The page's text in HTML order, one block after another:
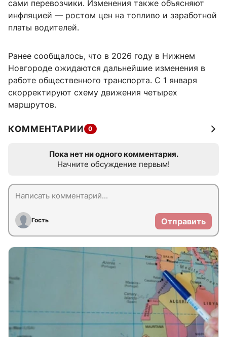
сами перевозчики. Изменения также объясняют
инфляцией — ростом цен на топливо и заработной
платы водителей.
Ранее сообщалось, что в 2026 году в Нижнем
Новгороде ожидаются дальнейшие изменения в
работе общественного транспорта. С 1 января
скорректируют схему движения четырех
маршрутов.
КОММЕНТАРИИ 0
Пока нет ни одного комментария.
Начните обсуждение первым!
Гость Отправить